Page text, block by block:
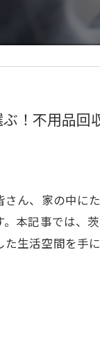
！不用品回
ん、家の中に
本記事では、
生活空間を手